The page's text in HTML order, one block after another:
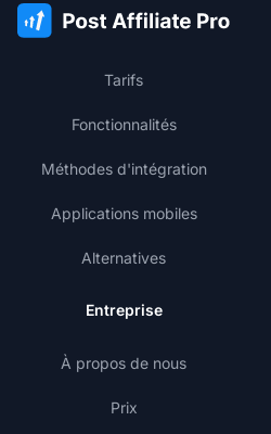
Tarifs
Fonctionnalités
Méthodes d'intégration
Applications mobiles
Alternatives
Entreprise
À propos de nous
Prix